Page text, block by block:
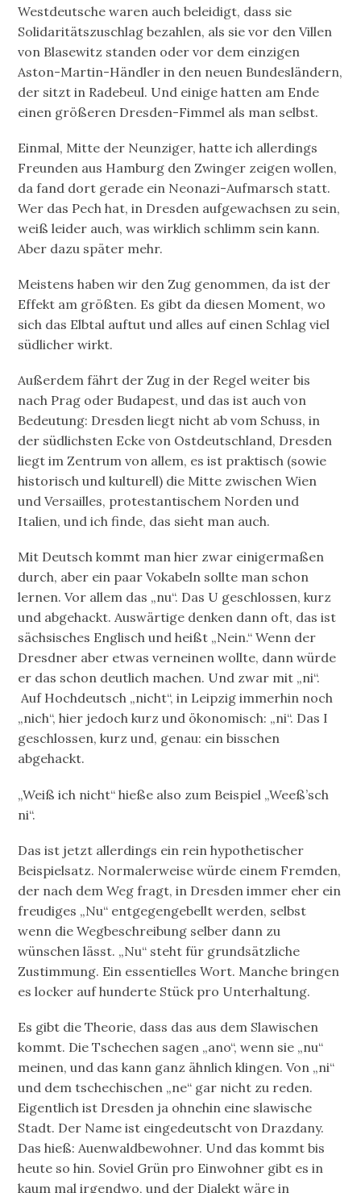
Westdeutsche waren auch beleidigt, dass sie
Solidaritätszuschlag bezahlen, als sie vor den Villen
von Blasewitz standen oder vor dem einzigen
Aston-Martin-Händler in den neuen Bundesländern,
der sitzt in Radebeul. Und einige hatten am Ende
einen größeren Dresden-Fimmel als man selbst.
Einmal, Mitte der Neunziger, hatte ich allerdings
Freunden aus Hamburg den Zwinger zeigen wollen,
da fand dort gerade ein Neonazi-Aufmarsch statt.
Wer das Pech hat, in Dresden aufgewachsen zu sein,
weiß leider auch, was wirklich schlimm sein kann.
Aber dazu später mehr.
Meistens haben wir den Zug genommen, da ist der
Effekt am größten. Es gibt da diesen Moment, wo
sich das Elbtal auftut und alles auf einen Schlag viel
südlicher wirkt.
Außerdem fährt der Zug in der Regel weiter bis
nach Prag oder Budapest, und das ist auch von
Bedeutung: Dresden liegt nicht ab vom Schuss, in
der südlichsten Ecke von Ostdeutschland, Dresden
liegt im Zentrum von allem, es ist praktisch (sowie
historisch und kulturell) die Mitte zwischen Wien
und Versailles, protestantischem Norden und
Italien, und ich finde, das sieht man auch.
Mit Deutsch kommt man hier zwar einigermaßen
durch, aber ein paar Vokabeln sollte man schon
lernen. Vor allem das „nu“. Das U geschlossen, kurz
und abgehackt. Auswärtige denken dann oft, das ist
sächsisches Englisch und heißt „Nein.“ Wenn der
Dresdner aber etwas verneinen wollte, dann würde
er das schon deutlich machen. Und zwar mit „ni“.
Auf Hochdeutsch „nicht“, in Leipzig immerhin noch
„nich“, hier jedoch kurz und ökonomisch: „ni“. Das I
geschlossen, kurz und, genau: ein bisschen
abgehackt.
„Weiß ich nicht“ hieße also zum Beispiel „Weeß’sch
ni“.
Das ist jetzt allerdings ein rein hypothetischer
Beispielsatz. Normalerweise würde einem Fremden,
der nach dem Weg fragt, in Dresden immer eher ein
freudiges „Nu“ entgegengebellt werden, selbst
wenn die Wegbeschreibung selber dann zu
wünschen lässt. „Nu“ steht für grundsätzliche
Zustimmung. Ein essentielles Wort. Manche bringen
es locker auf hunderte Stück pro Unterhaltung.
Es gibt die Theorie, dass das aus dem Slawischen
kommt. Die Tschechen sagen „ano“, wenn sie „nu“
meinen, und das kann ganz ähnlich klingen. Von „ni“
und dem tschechischen „ne“ gar nicht zu reden.
Eigentlich ist Dresden ja ohnehin eine slawische
Stadt. Der Name ist eingedeutscht von Drazdany.
Das hieß: Auenwaldbewohner. Und das kommt bis
heute so hin. Soviel Grün pro Einwohner gibt es in
kaum mal irgendwo, und der Dialekt wäre in